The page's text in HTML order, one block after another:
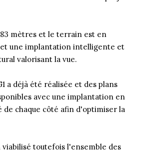
mètres et le terrain est en
une implantation intelligente et
valorisant la vue.
a déjà été réalisée et des plans
avec une implantation en
chaque côté afin d'optimiser la
toutefois l'ensemble des